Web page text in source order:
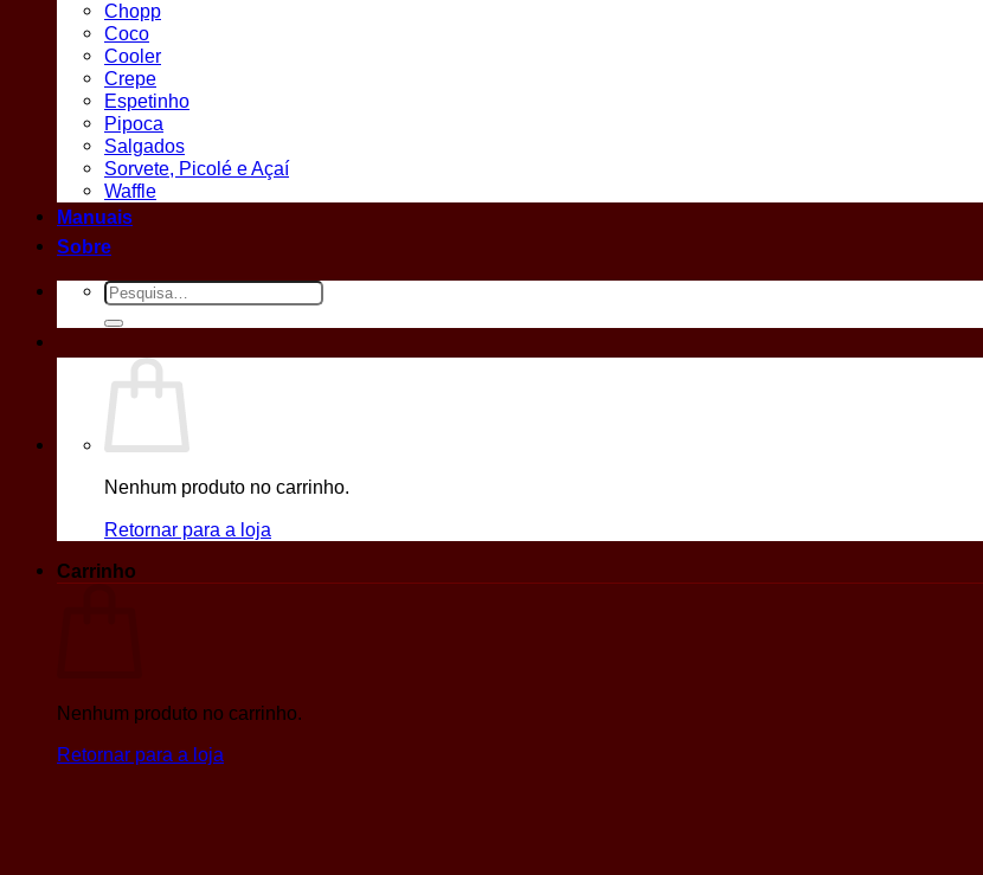
Chopp
Coco
Cooler
Crepe
Espetinho
Pipoca
Salgados
Sorvete, Picolé e Açaí
Waffle
Manuais
Sobre
Pesquisar
por:
Nenhum produto no carrinho.
Retornar para a loja
Carrinho
Nenhum produto no carrinho.
Retornar para a loja